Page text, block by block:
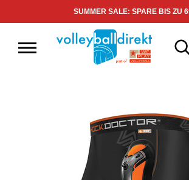
SUMMER SALE: SPARE BIS ZU